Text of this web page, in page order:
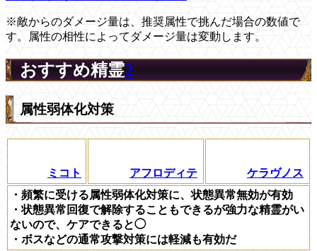
※敵からのダメージ量は、推奨属性で挑んだ場合の数値で
す。属性の相性によってダメージ量は変動します。
おすすめ精霊2
属性弱体化対策
ミコト アフロディテ
ケラヴノス
・頻繁に受ける属性弱体化対策に、状態異常無効が有効
・状態異常回復で解除することもできるが強力な精霊がい
ないので、ケアできると◯
・ボスなどの通常攻撃対策には軽減も有効だ